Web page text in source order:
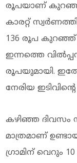
രൂപയാണ്
കാരറ്റ്
136 രൂപ കുറഞ്ഞ്
ഇന്നത്തെ
രൂപയുമായി.
നേരിയ
കഴിഞ്ഞ ദിവസം
മാത്രമാണ്
ഗ്രാമിന് വെറും